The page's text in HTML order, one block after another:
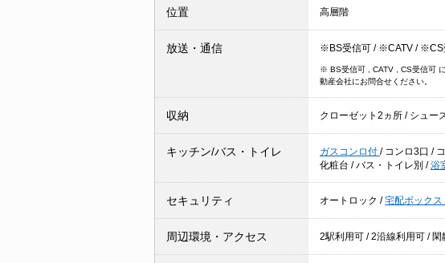
位置 高層階
放送・通信 ※BS受信可 / ※CATV / ※CS
※ BS受信可 , CATV , CS受信可
動産会社にお問合せください。
収納 クローゼット2ヵ所 / シュー
キッチン/バス・トイレ ガスコンロ付 / コンロ3口 /
化粧台 /バス・トイレ別 /浴
セキュリティ オートロック /宅配ボックス
周辺環境・アクセス 2駅利用可 /2沿線利用可 / 閑